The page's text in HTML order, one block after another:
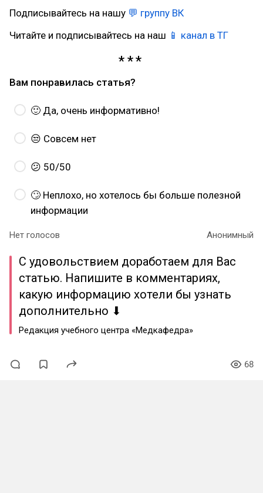
Подписывайтесь на нашу 💬 группу ВК
Читайте и подписывайтесь на наш 📱 канал в ТГ
Вам понравилась статья?
🙂 Да, очень информативно!
😒 Совсем нет
😕 50/50
🙄 Неплохо, но хотелось бы больше полезной
информации
Нет голосов Анонимный
С удовольствием доработаем для Вас
статью. Напишите в комментариях,
какую информацию хотели бы узнать
дополнительно ⬇
Редакция учебного центра «Медкафедра»
68